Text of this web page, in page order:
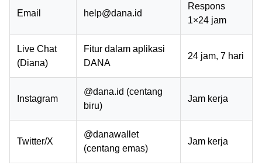
Email help@dana.id
Respons
1×24 jam
Live Chat
(Diana)
Fitur dalam aplikasi
DANA
24 jam, 7 hari
Instagram
@dana.id (centang
biru)
Jam kerja
Twitter/X
@danawallet
(centang emas)
Jam kerja